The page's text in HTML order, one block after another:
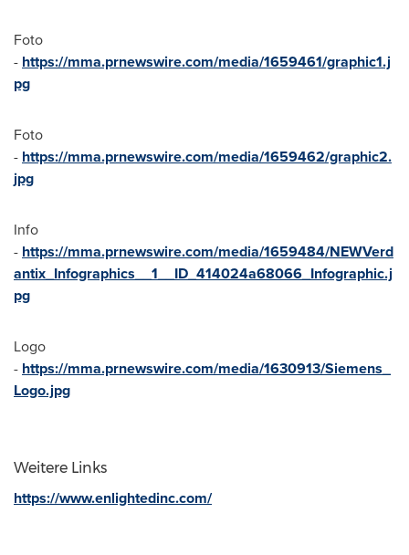
Foto
- https://mma.prnewswire.com/media/1659461/graphic1.j
pg
Foto
- https://mma.prnewswire.com/media/1659462/graphic2.
jpg
Info
- https://mma.prnewswire.com/media/1659484/NEWVerd
antix_Infographics__1__ID_414024a68066_Infographic.j
pg
Logo
- https://mma.prnewswire.com/media/1630913/Siemens_
Logo.jpg
Weitere Links
https://www.enlightedinc.com/